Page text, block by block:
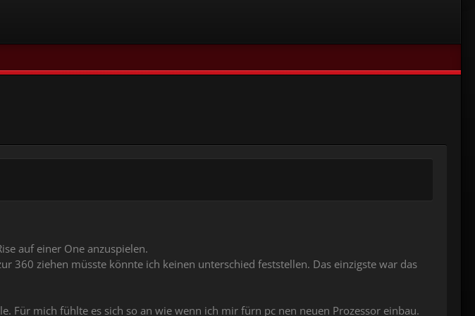
auf einer One anzuspielen.
360 ziehen müsste könnte ich keinen unterschied feststellen. Das einzigste war das
Für mich fühlte es sich so an wie wenn ich mir fürn pc nen neuen Prozessor einbau.